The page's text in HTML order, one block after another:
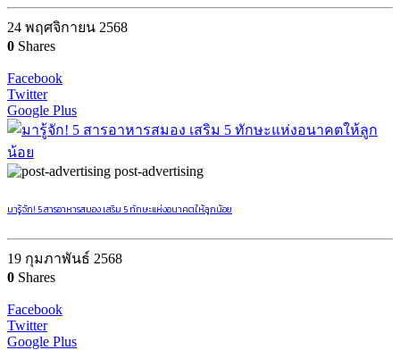
24 พฤศจิกายน 2568
0 Shares
Facebook
Twitter
Google Plus
post-advertising
มารู้จัก! 5 สารอาหารสมอง เสริม 5 ทักษะแห่งอนาคตให้ลูกน้อย
19 กุมภาพันธ์ 2568
0 Shares
Facebook
Twitter
Google Plus